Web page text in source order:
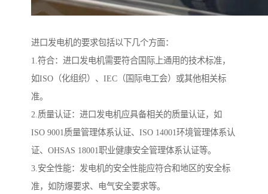
进口发电机的要求包括以下几个方面：
1.符合：进口发电机需要符合国际上通用的技术标准，
如ISO（化组织）、IEC（国际电工会）或其他相关标
准。
2.质量认证：进口发电机应具备相关的质量认证，如
ISO 9001质量管理体系认证、ISO 14001环境管理体系认
证、OHSAS 18001职业健康安全管理体系认证等。
3.安全性能：发电机的安全性能应符合和地区的安全标
准，如防爆要求、电气安全要求等。